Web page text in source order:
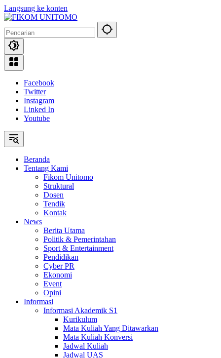
Langsung ke konten
Facebook
Twitter
Instagram
Linked In
Youtube
Beranda
Tentang Kami
Fikom Unitomo
Struktural
Dosen
Tendik
Kontak
News
Berita Utama
Politik & Pemerintahan
Sport & Entertainment
Pendidikan
Cyber PR
Ekonomi
Event
Opini
Informasi
Informasi Akademik S1
Kurikulum
Mata Kuliah Yang Ditawarkan
Mata Kuliah Konversi
Jadwal Kuliah
Jadwal UAS